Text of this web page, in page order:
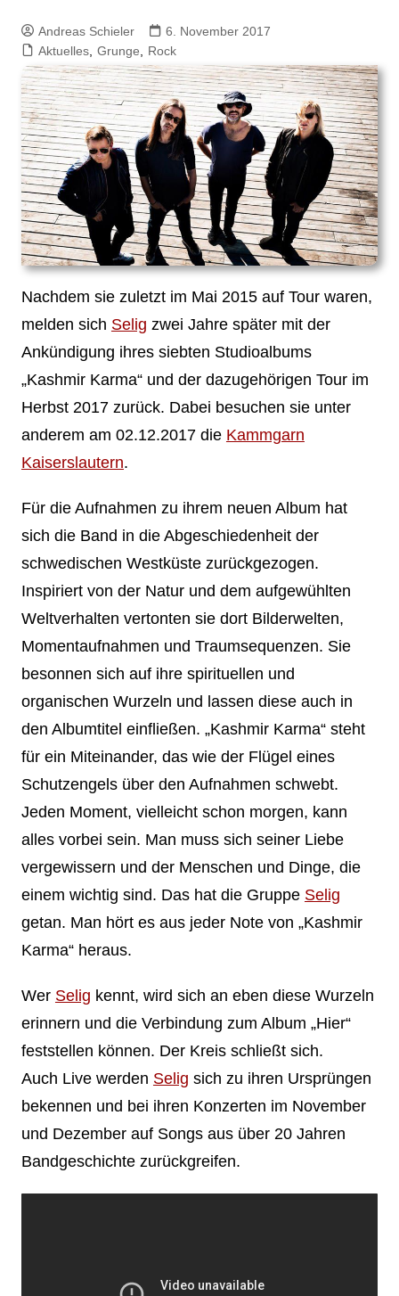
Andreas Schieler
6. November 2017
Aktuelles, Grunge Rock
Nachdem sie zuletzt im Mai 2015 auf Tour waren,
melden sich Selig zwei Jahre später mit der
Ankündigung ihres siebten Studioalbums
„Kashmir Karma“ und der dazugehörigen Tour im
Herbst 2017 zurück. Dabei besuchen sie unter
anderem am 02.12.2017 die Kammgarn
Kaiserslautern.
Für die Aufnahmen zu ihrem neuen Album hat
sich die Band in die Abgeschiedenheit der
schwedischen Westküste zurückgezogen.
Inspiriert von der Natur und dem aufgewühlten
Weltverhalten vertonten sie dort Bilderwelten,
Momentaufnahmen und Traumsequenzen. Sie
besonnen sich auf ihre spirituellen und
organischen Wurzeln und lassen diese auch in
den Albumtitel einfließen. „Kashmir Karma“ steht
für ein Miteinander, das wie der Flügel eines
Schutzengels über den Aufnahmen schwebt.
Jeden Moment, vielleicht schon morgen, kann
alles vorbei sein. Man muss sich seiner Liebe
vergewissern und der Menschen und Dinge, die
einem wichtig sind. Das hat die Gruppe Selig
getan. Man hört es aus jeder Note von „Kashmir
Karma“ heraus.
Wer Selig kennt, wird sich an eben diese Wurzeln
erinnern und die Verbindung zum Album „Hier“
feststellen können. Der Kreis schließt sich.
Auch Live werden Selig sich zu ihren Ursprüngen
bekennen und bei ihren Konzerten im November
und Dezember auf Songs aus über 20 Jahren
Bandgeschichte zurückgreifen.